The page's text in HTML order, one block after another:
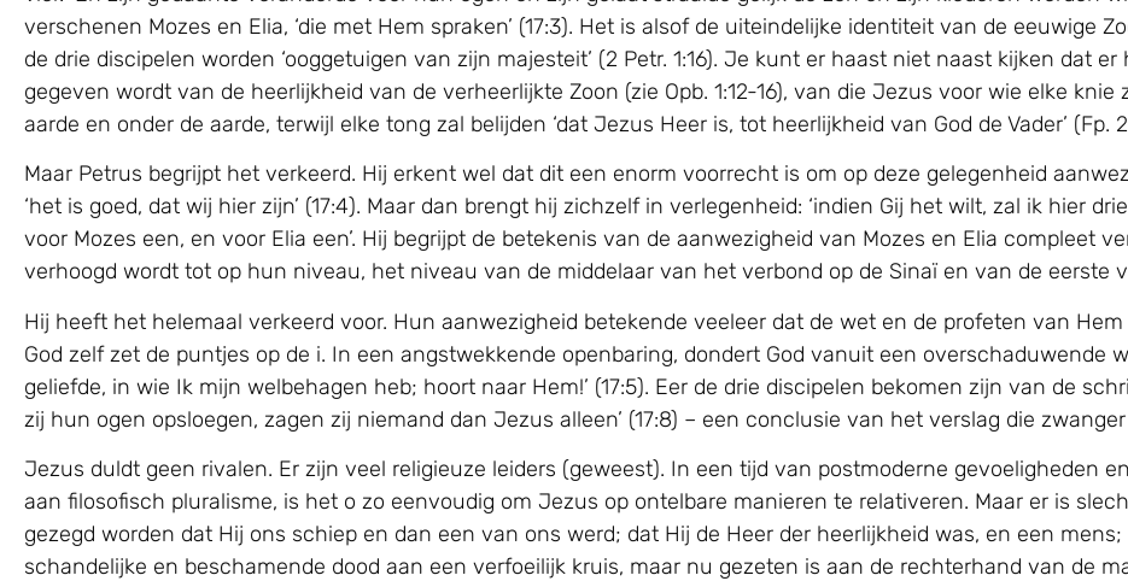
verschenen Mozes en Elia, ‘die met Hem spraken’ (17:3). Het is alsof de uiteindelijke identiteit van de eeuwige
de drie discipelen worden ‘ooggetuigen van zijn majesteit’ (2 Petr. 1:16). Je kunt er haast niet naast kijken dat
gegeven wordt van de heerlijkheid van de verheerlijkte Zoon (zie Opb. 1:12-16), van die Jezus voor wie elke
aarde en onder de aarde, terwijl elke tong zal belijden ‘dat Jezus Heer is, tot heerlijkheid van God de Vader’ (Fp.
Maar Petrus begrijpt het verkeerd. Hij erkent wel dat dit een enorm voorrecht is om op deze gelegenheid
‘het is goed, dat wij hier zijn’ (17:4). Maar dan brengt hij zichzelf in verlegenheid: ‘indien Gij het wilt, zal ik hier
voor Mozes een, en voor Elia een’. Hij begrijpt de betekenis van de aanwezigheid van Mozes en Elia compleet
verhoogd wordt tot op hun niveau, het niveau van de middelaar van het verbond op de Sinaï en van de eerste
Hij heeft het helemaal verkeerd voor. Hun aanwezigheid betekende veeleer dat de wet en de profeten van Hem
God zelf zet de puntjes op de i. In een angstwekkende openbaring, dondert God vanuit een overschaduwende
geliefde, in wie Ik mijn welbehagen heb; hoort naar Hem!’ (17:5). Eer de drie discipelen bekomen zijn van de
zij hun ogen opsloegen, zagen zij niemand dan Jezus alleen’ (17:8) – een conclusie van het verslag die
Jezus duldt geen rivalen. Er zijn veel religieuze leiders (geweest). In een tijd van postmoderne gevoeligheden
aan filosofisch pluralisme, is het o zo eenvoudig om Jezus op ontelbare manieren te relativeren. Maar er is
gezegd worden dat Hij ons schiep en dan een van ons werd; dat Hij de Heer der heerlijkheid was, en een
schandelijke en beschamende dood aan een verfoeilijk kruis, maar nu gezeten is aan de rechterhand van de